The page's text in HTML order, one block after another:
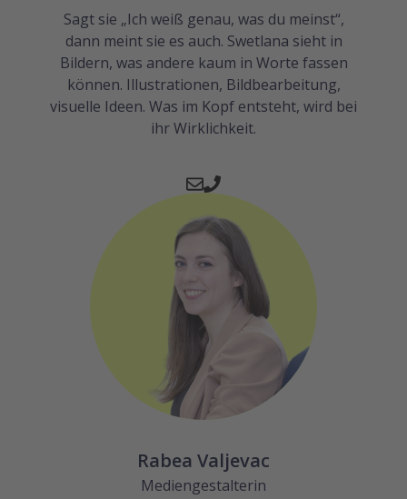
Sagt sie „Ich weiß genau, was du meinst“,
dann meint sie es auch. Swetlana sieht in
Bildern, was andere kaum in Worte fassen
können. Illustrationen, Bildbearbeitung,
visuelle Ideen. Was im Kopf entsteht, wird bei
ihr Wirklichkeit.
Rabea Valjevac
Mediengestalterin